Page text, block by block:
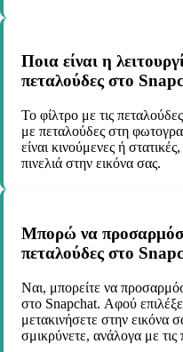
Ποια είναι η
πεταλούδες στο
Το φίλτρο με τις
με πεταλούδες στη
είναι κινούμενες ή
πινελιά στην εικόνα σας.
Μπορώ να
πεταλούδες στο
Ναι, μπορείτε να
στο Snapchat. Αφού
μετακινήσετε στην εικόνα
σμικρύνετε, ανάλογα με τις